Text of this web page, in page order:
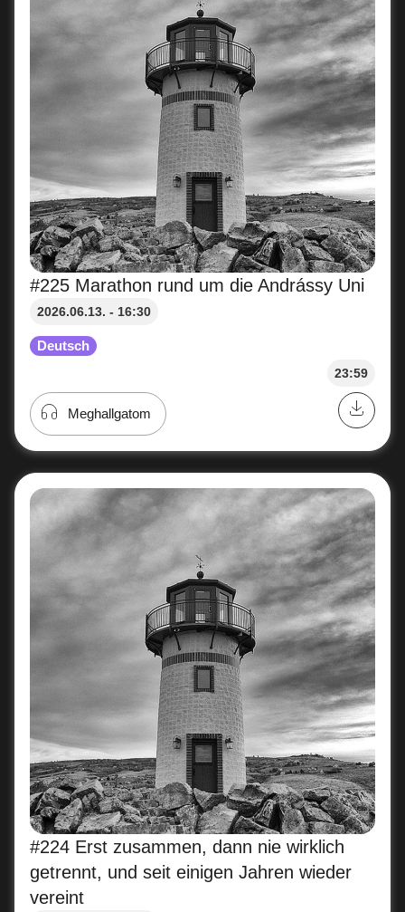
#225 Marathon rund um die Andrássy Uni
2026.06.13. - 16:30
Deutsch
23:59
Meghallgatom
#224 Erst zusammen, dann nie wirklich
getrennt, und seit einigen Jahren wieder
vereint